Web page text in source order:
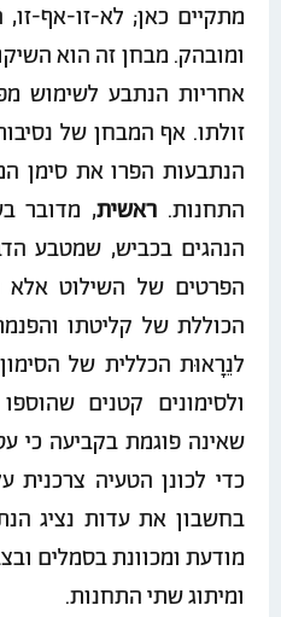
מתקיים כאן; לא-זו-אף-
ומובהק. מבחן זה הוא
אחריות הנתבע לשימוש
זולתו. אף המבחן של
הנתבעות הפרו את סימן
התחנות. ראשית, מדובר
הנהגים בכביש, שמטבע
הפרטים של השילוט אלא
הכוללת של קליטתו
לנֵרָאוּת הכללית של
ולסימונים קטנים
שאינה פוגמת בקביעה כי
כדי לכונן הטעיה צרכנית
בחשבון את עדות נציג
מודעת ומכוונת בסמלים
ומיתוג שתי התחנות.